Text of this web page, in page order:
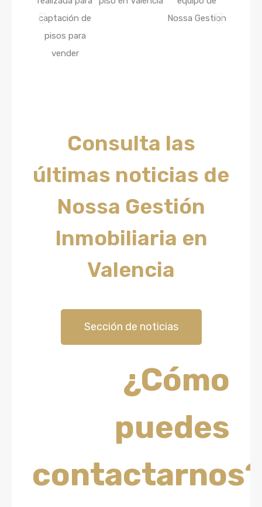
Consulta las
últimas noticias de
Nossa Gestión
Inmobiliaria en
Valencia
Sección de noticias
¿Cómo
puedes